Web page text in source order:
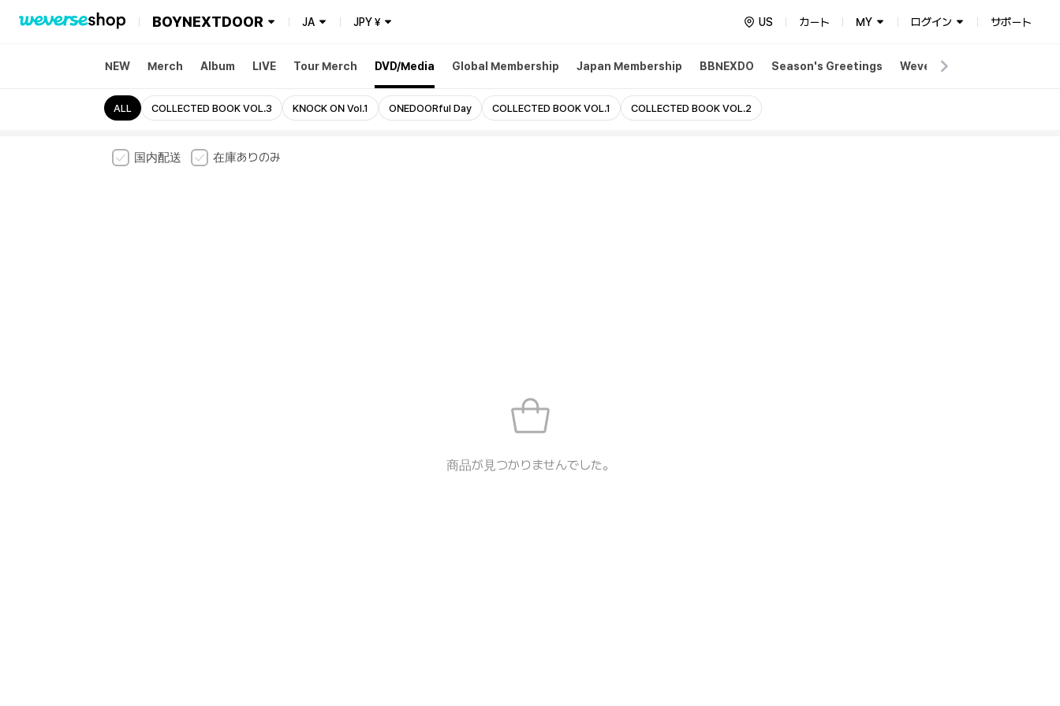
BOYNEXTDOOR JA JPY¥ US カート MY ログイン サポート
NEW Merch Album LIVE Tour Merch DVD/Media Global Membership Japan Membership BBNEXDO Season's Greetings Weverse Merch
ALL COLLECTED BOOK VOL.3 KNOCK ON Vol.1 ONEDOORful Day COLLECTED BOOK VOL.1 COLLECTED BOOK VOL.2
国内配送 在庫ありのみ
商品が見つかりませんでした。